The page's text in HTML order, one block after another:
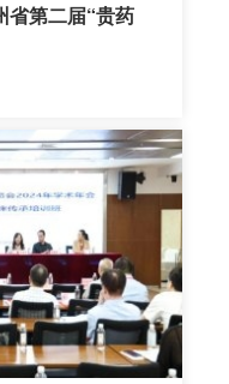
省第二届“贵药